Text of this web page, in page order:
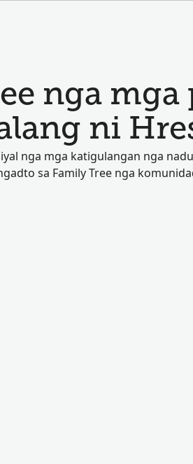
nga
ni
nga mga katigulangan nga
sa Family Tree nga